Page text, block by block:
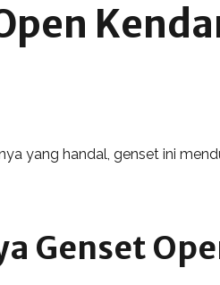
yang handal, genset ini
Genset